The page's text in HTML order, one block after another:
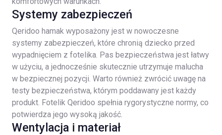
Systemy zabezpieczeń
Qeridoo hamak wyposażony jest w nowoczesne
systemy zabezpieczeń, które chronią dziecko przed
wypadnięciem z fotelika. Pas bezpieczeństwa jest łatwy
w użyciu, a jednocześnie skutecznie utrzymuje malucha
w bezpiecznej pozycji. Warto również zwrócić uwagę na
testy bezpieczeństwa, którym poddawany jest każdy
produkt. Fotelik Qeridoo spełnia rygorystyczne normy, co
potwierdza jego wysoką jakość.
Wentylacja i materiał